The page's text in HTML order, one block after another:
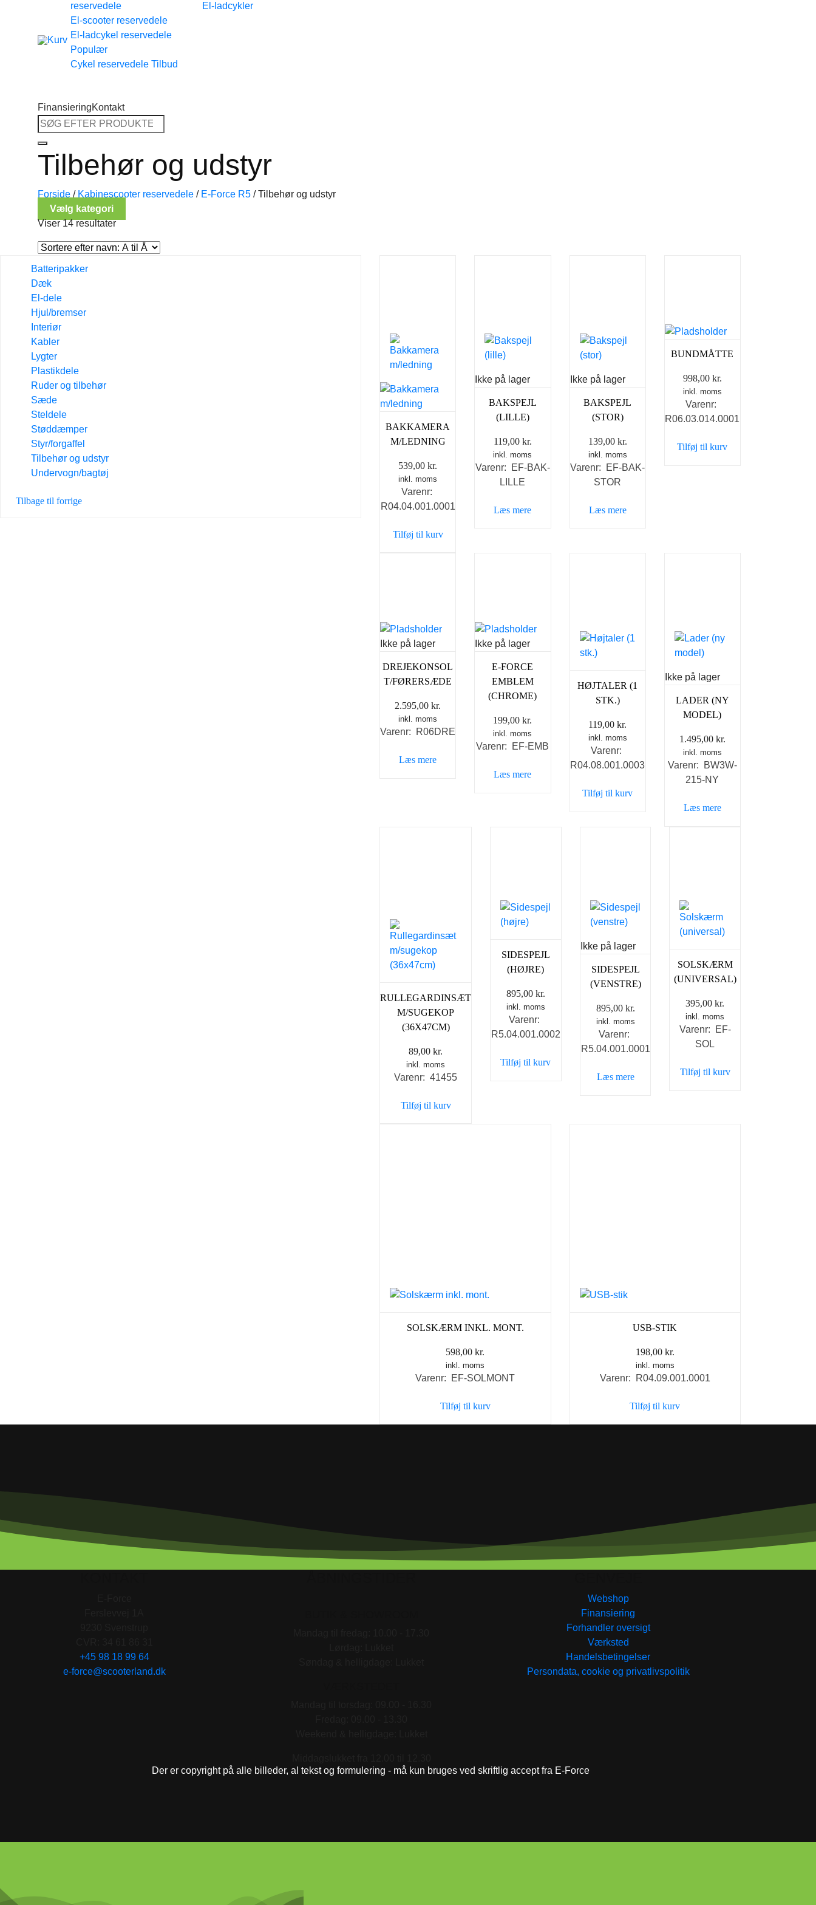
Tilbage til shoppen
reservedele
El-scooter reservedele
El-ladcykel reservedele
Cykel reservedele
El-ladcykler
FinansieringKontakt
Søg
efter:
Tilbehør og udstyr
Forside / Kabinescooter reservedele / E-Force R5 /Tilbehør og udstyr
Vælg kategori
Viser 14 resultater
Batteripakker
Dæk
El-dele
Hjul/bremser
Interiør
Kabler
Lygter
Plastikdele
Ruder og tilbehør
Sæde
Steldele
Støddæmper
Styr/forgaffel
Tilbehør og udstyr
Undervogn/bagtøj
Tilbage til forrige
BAKKAMERA
M/LEDNING
539,00kr.
inkl. moms
Varenr:
R04.04.001.0001
Tilføj til kurv
Ikke på lager
BAKSPEJL
(LILLE)
119,00 kr.
inkl. moms
Varenr: EF-BAK-
LILLE
Læs mere
Ikke på lager
BAKSPEJL
(STOR)
139,00 kr.
inkl. moms
Varenr: EF-BAK-
STOR
Læs mere
BUNDMÅTTE
998,00 kr.
inkl. moms
Varenr:
R06.03.014.0001
Tilføj til kurv
Ikke på lager
DREJEKONSOL
T/FØRERSÆDE
2.595,00kr.
inkl. moms
Varenr: R06DRE
Læs mere
Ikke på lager
E-FORCE
EMBLEM
(CHROME)
199,00kr.
inkl. moms
Varenr: EF-EMB
Læs mere
HØJTALER (1
STK.)
119,00kr.
inkl. moms
Varenr:
R04.08.001.0003
Tilføj til kurv
Ikke på lager
LADER (NY
MODEL)
1.495,00 kr.
inkl. moms
Varenr: BW3W-
215-NY
Læs mere
RULLEGARDINSÆT
M/SUGEKOP
(36X47CM)
89,00 kr.
inkl. moms
Varenr: 41455
Tilføj til kurv
SIDESPEJL
(HØJRE)
895,00 kr.
inkl. moms
Varenr:
R5.04.001.0002
Tilføj til kurv
Ikke på lager
SIDESPEJL
(VENSTRE)
895,00 kr.
inkl. moms
Varenr:
R5.04.001.0001
Læs mere
SOLSKÆRM
(UNIVERSAL)
395,00kr.
inkl. moms
Varenr: EF-
SOL
Tilføj til kurv
SOLSKÆRM INKL. MONT.
598,00kr.
inkl. moms
Varenr: EF-SOLMONT
Tilføj til kurv
USB-STIK
198,00 kr.
inkl. moms
Varenr: R04.09.001.0001
Tilføj til kurv
+45 98 18 99 64
e-force@scooterland.dk
Webshop
Finansiering
Forhandler oversigt
Værksted
Handelsbetingelser
Persondata, cookie og privatlivspolitik
Der er copyright på alle billeder, al tekst og formulering - må kun bruges ved skriftlig accept fra E-Force